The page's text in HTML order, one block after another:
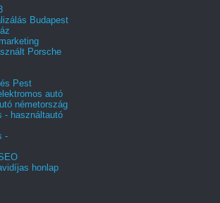
Budapest
Porsche
Pest
autó
németország
- használtautó
-
honlap